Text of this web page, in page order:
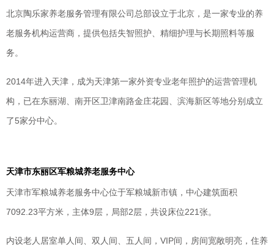
北京陶乐家养老服务管理有限公司总部设立于北京，是一家专业的养
老服务机构运营商，提供包括失智照护、精细护理与长期照料等服
务。
2014年进入天津，成为天津第一家外资专业老年照护的运营管理机
构，已在东丽湖、南开区卫津南路金庄花园、滨海新区等地分别成立
了5家分中心。
天津市东丽区军粮城养老服务中心
天津市军粮城养老服务中心位于军粮城新市镇，中心建筑面积
7092.23平方米，主体9层，局部2层，共设床位221张。
内设老人居室单人间、双人间、五人间，VIP间，房间宽敞明亮，住养